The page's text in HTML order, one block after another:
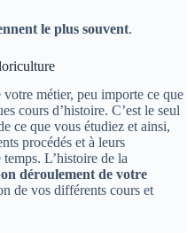
le plus souvent.
métier, peu importe ce que
cours d’histoire. C’est le seul
ce que vous étudiez et ainsi,
procédés et à leurs
L’histoire de la
déroulement de votre
de vos différents cours et